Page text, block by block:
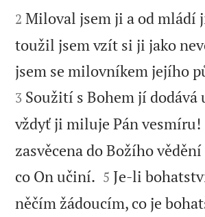


2 Miloval jsem ji a od mládí
toužil jsem vzít si ji jako
jsem se milovníkem jejího
3 Soužití s Bohem jí dodává
vždyť ji miluje Pán vesmíru!
zasvěcena do Božího
co On učiní. 

5 Je-li
něčím žádoucím, co je